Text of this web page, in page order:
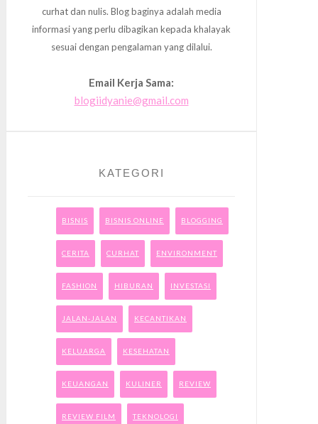
curhat dan nulis. Blog baginya adalah media
informasi yang perlu dibagikan kepada khalayak
sesuai dengan pengalaman yang dilalui.
Email Kerja Sama:
blogiidyanie@gmail.com
KATEGORI
BISNIS BISNIS ONLINE BLOGGING
CERITA CURHAT ENVIRONMENT
FASHION HIBURAN INVESTASI
JALAN-JALAN KECANTIKAN
KELUARGA KESEHATAN
KEUANGAN KULINER REVIEW
REVIEW FILM TEKNOLOGI